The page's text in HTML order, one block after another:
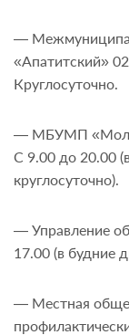
—
«Апатитский»
Круглосуточно.
— МБУМП
С 9.00 до 20.00
круглосуточно).
— Управление
17.00 (в будние
— Местная